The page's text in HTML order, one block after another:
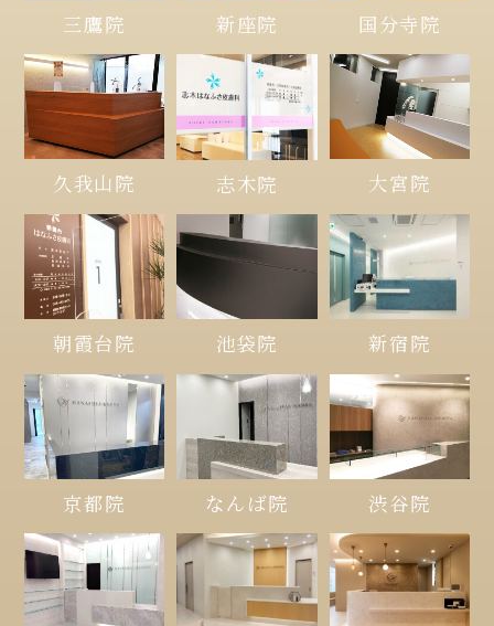
三鷹院 新座院 国分寺院
久我山院 志木院 大宮院
朝霞台院 池袋院 新宿院
京都院 なんば院 渋谷院